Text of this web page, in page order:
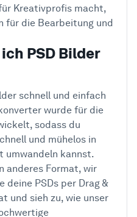
Kreativprofis macht,
für die Bearbeitung und
PSD Bilder
schnell und einfach
wurde für die
sodass du
und mühelos in
umwandeln kannst.
anderes Format, wir
deine PSDs per Drag &
und sieh zu, wie unser